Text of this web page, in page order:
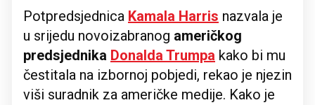
Potpredsjednica Kamala Harris nazvala je
u srijedu novoizabranog američkog
predsjednika Donalda Trumpa kako bi mu
čestitala na izbornoj pobjedi, rekao je njezin
viši suradnik za američke medije. Kako je